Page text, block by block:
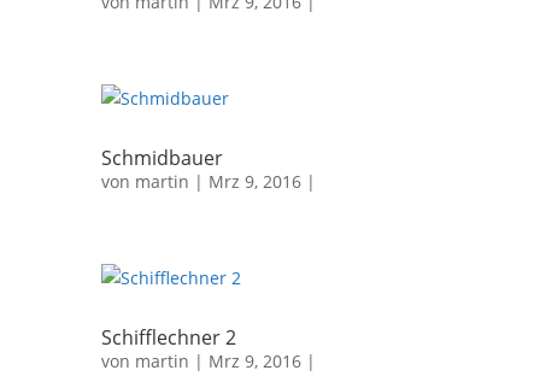
Schmidbauer
von martin | Mrz 9, 2016 |
Schifflechner 2
von martin | Mrz 9, 2016 |